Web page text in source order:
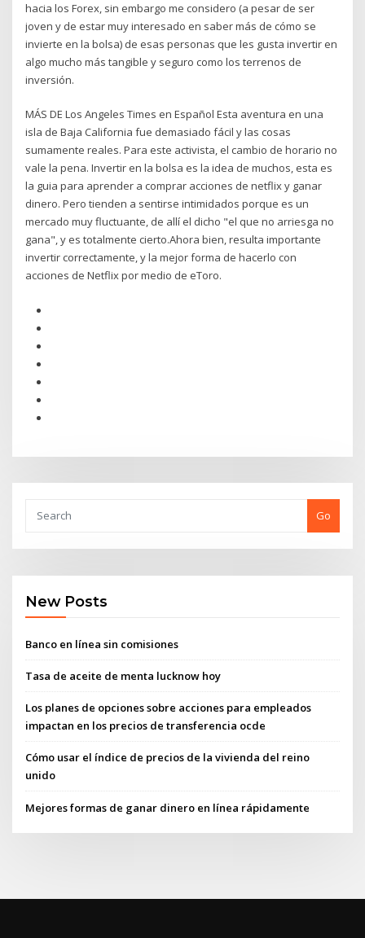
hacia los Forex, sin embargo me considero (a pesar de ser
joven y de estar muy interesado en saber más de cómo se
invierte en la bolsa) de esas personas que les gusta invertir en
algo mucho más tangible y seguro como los terrenos de
inversión.
MÁS DE Los Angeles Times en Español Esta aventura en una
isla de Baja California fue demasiado fácil y las cosas
sumamente reales. Para este activista, el cambio de horario no
vale la pena. Invertir en la bolsa es la idea de muchos, esta es
la guia para aprender a comprar acciones de netflix y ganar
dinero. Pero tienden a sentirse intimidados porque es un
mercado muy fluctuante, de allí el dicho "el que no arriesga no
gana", y es totalmente cierto.Ahora bien, resulta importante
invertir correctamente, y la mejor forma de hacerlo con
acciones de Netflix por medio de eToro.
Go
New Posts
Banco en línea sin comisiones
Tasa de aceite de menta lucknow hoy
Los planes de opciones sobre acciones para empleados
impactan en los precios de transferencia ocde
Cómo usar el índice de precios de la vivienda del reino
unido
Mejores formas de ganar dinero en línea rápidamente